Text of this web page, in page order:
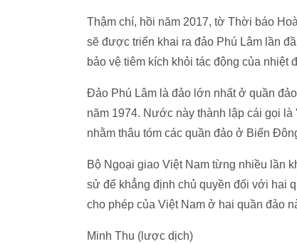
Thậm chí, hồi năm 2017, tờ Thời báo
sẽ được triển khai ra đảo Phú Lâm lần
bảo vệ tiêm kích khỏi tác động của nhiệt
Đảo Phú Lâm là đảo lớn nhất ở quần
năm 1974. Nước này thành lập cái gọi
nhằm thâu tóm các quần đảo ở Biển
Bộ Ngoại giao Việt Nam từng nhiều lần
sử để khẳng định chủ quyền đối với hai
cho phép của Việt Nam ở hai quần đảo
Minh Thu (lược dịch)